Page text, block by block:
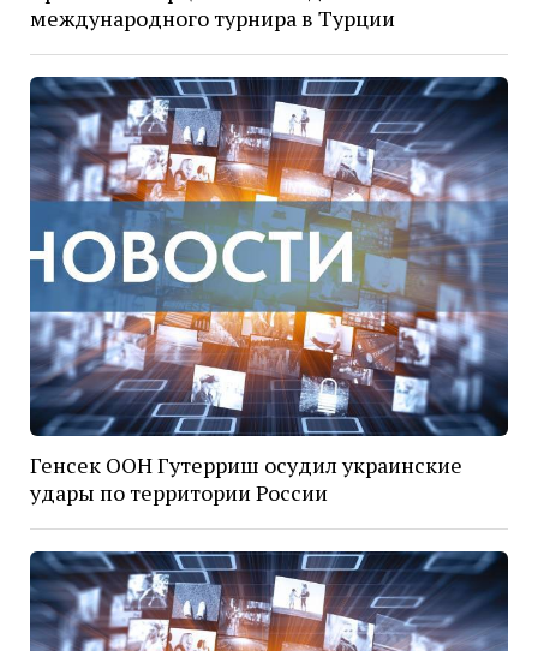
международного турнира в Турции
Генсек ООН Гутерриш осудил украинские
удары по территории России